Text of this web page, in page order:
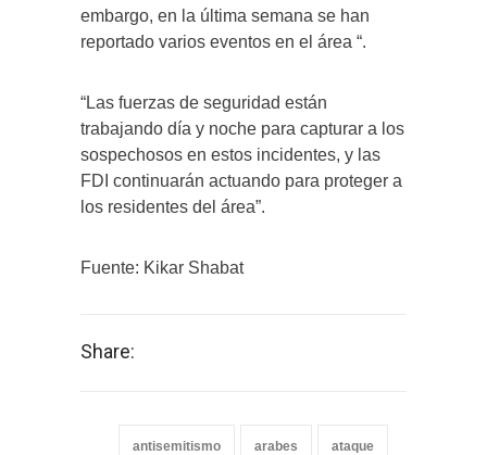
embargo, en la última semana se han
reportado varios eventos en el área “.
“Las fuerzas de seguridad están
trabajando día y noche para capturar a los
sospechosos en estos incidentes, y las
FDI continuarán actuando para proteger a
los residentes del área”.
Fuente: Kikar Shabat
Share:
antisemitismo arabes ataque